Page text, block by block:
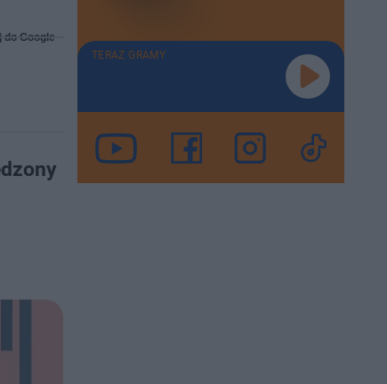
do Google
TERAZ GRAMY